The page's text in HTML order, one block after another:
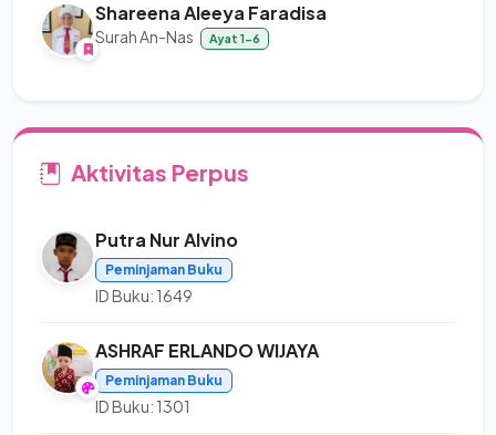
Shareena Aleeya Faradisa
Surah An-Nas Ayat 1-6
Aktivitas Perpus
Putra Nur Alvino
Peminjaman Buku
ID Buku: 1649
ASHRAF ERLANDO WIJAYA
Peminjaman Buku
ID Buku: 1301